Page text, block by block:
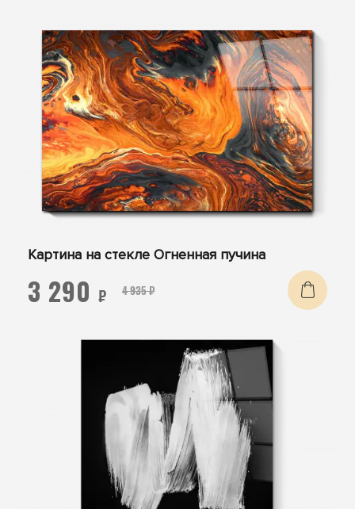
Картина на стекле Огненная пучина
4 935 ₽
3 290 ₽